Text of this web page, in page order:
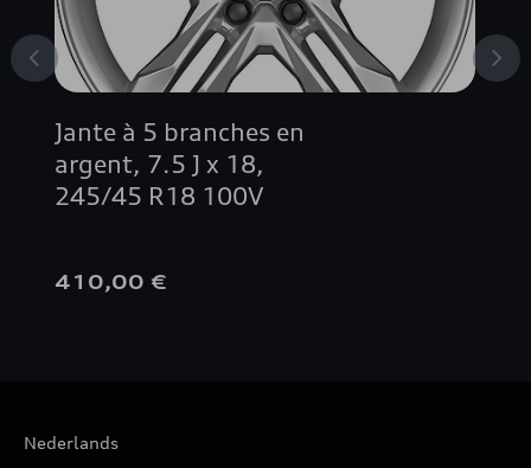
Jante à 5 branches en
argent, 7.5 J x 18,
245/45 R18 100V
410,00 €
Nederlands